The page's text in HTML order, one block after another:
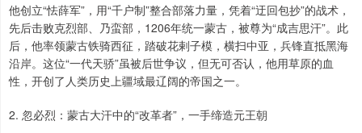
他创立“怯薛军”，用“千户制”整合部落力量，凭着“迂回包抄”的战术，
先后击败克烈部、乃蛮部，1206年统一蒙古，被尊为“成吉思汗”。此
后，他率领蒙古铁骑西征，踏破花剌子模，横扫中亚，兵锋直抵黑海
沿岸。这位“一代天骄”虽被后世争议，但无可否认，他用草原的血
性，开创了人类历史上疆域最辽阔的帝国之一。
2. 忽必烈：蒙古大汗中的“改革者”，一手缔造元王朝